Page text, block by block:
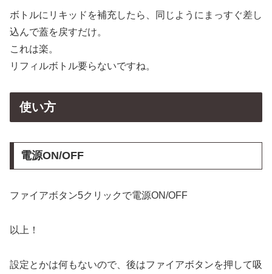
ボトルにリキッドを補充したら、同じようにまっすぐ差し
込んで蓋を戻すだけ。
これは楽。
リフィルボトル要らないですね。
使い方
電源ON/OFF
ファイアボタン5クリックで電源ON/OFF
以上！
設定とかは何もないので、後はファイアボタンを押して吸